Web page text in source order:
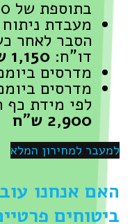
בתוספת של 900 ש״ח לכל מצב נוסף.
מעבדת ניתוח
הסבר לאחר
דו"ח: 1,150 ש"ח
מדרסים
מדרסים
לפי מידת כף
2,900 ש"ח
למעבר למחירון המלא
האם אנחנו
ביטוחים